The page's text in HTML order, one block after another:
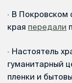
· В Покровском
края передали
· Настоятель
гуманитарный
пленки и